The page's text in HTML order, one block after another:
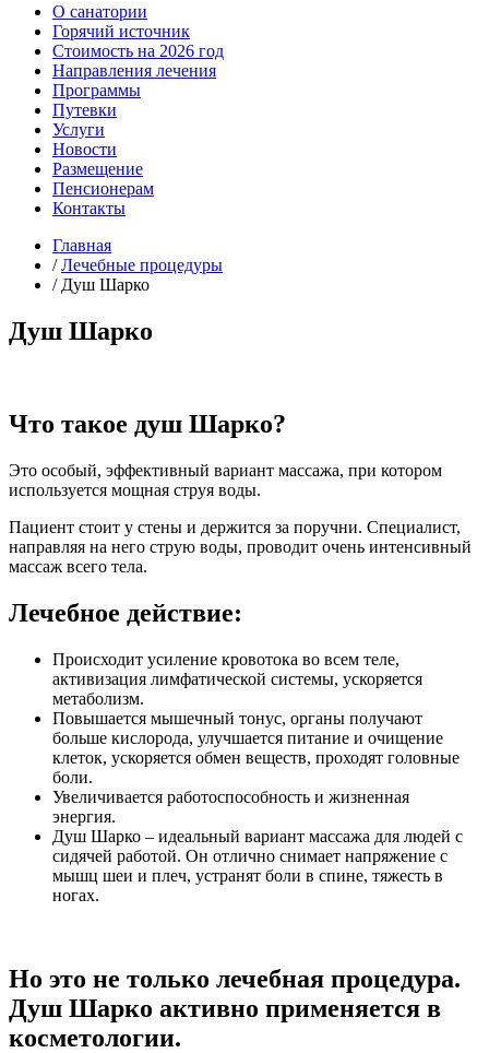
О санатории
Горячий источник
Стоимость на 2026 год
Направления лечения
Программы
Путевки
Услуги
Новости
Размещение
Пенсионерам
Контакты
Главная
/Лечебные процедуры
/ Душ Шарко
Душ Шарко
Что такое душ Шарко?
Это особый, эффективный вариант массажа, при котором
используется мощная струя воды.
Пациент стоит у стены и держится за поручни. Специалист,
направляя на него струю воды, проводит очень интенсивный
массаж всего тела.
Лечебное действие:
Происходит усиление кровотока во всем теле,
активизация лимфатической системы, ускоряется
метаболизм.
Повышается мышечный тонус, органы получают
больше кислорода, улучшается питание и очищение
клеток, ускоряется обмен веществ, проходят головные
боли.
Увеличивается работоспособность и жизненная
энергия.
Душ Шарко – идеальный вариант массажа для людей с
сидячей работой. Он отлично снимает напряжение с
мышц шеи и плеч, устранят боли в спине, тяжесть в
ногах.
Но это не только лечебная процедура.
Душ Шарко активно применяется в
косметологии.